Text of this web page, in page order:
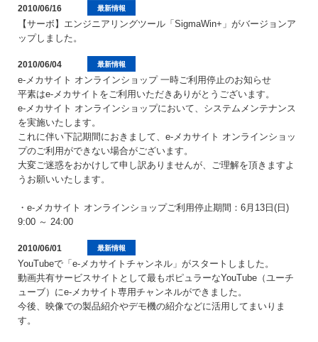
最新情報
2010/06/16
【サーボ】エンジニアリングツール「SigmaWin+」がバージョンア
ップしました。
最新情報
2010/06/04
e-メカサイト オンラインショップ 一時ご利用停止のお知らせ
平素はe-メカサイトをご利用いただきありがとうございます。
e-メカサイト オンラインショップにおいて、システムメンテナンス
を実施いたします。
これに伴い下記期間におきまして、e-メカサイト オンラインショッ
プのご利用ができない場合がございます。
大変ご迷惑をおかけして申し訳ありませんが、ご理解を頂きますよ
うお願いいたします。
・e-メカサイト オンラインショップご利用停止期間：6月13日(日)
9:00 ～ 24:00
最新情報
2010/06/01
YouTubeで「e-メカサイトチャンネル」がスタートしました。
動画共有サービスサイトとして最もポピュラーなYouTube（ユーチ
ューブ）にe-メカサイト専用チャンネルができました。
今後、映像での製品紹介やデモ機の紹介などに活用してまいりま
す。